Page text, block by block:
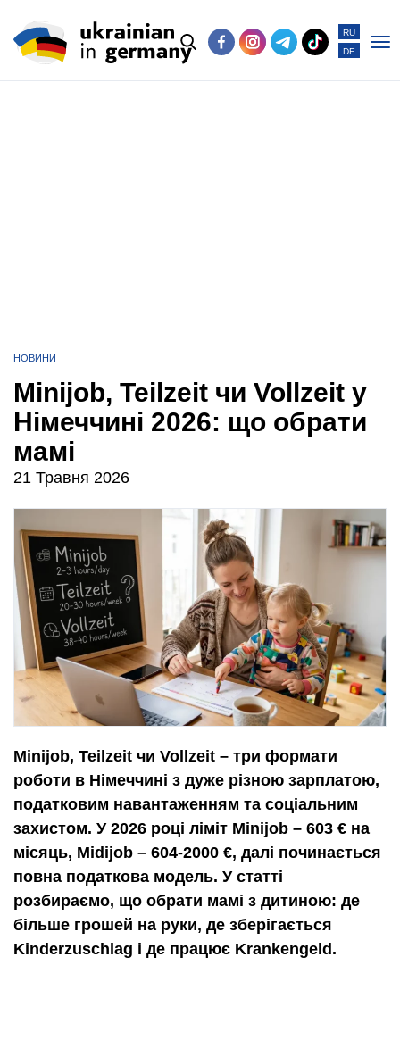
RU
DE
НОВИНИ
Minijob, Teilzeit чи Vollzeit у
Німеччині 2026: що обрати
мамі
21 Травня 2026
Minijob, Teilzeit чи Vollzeit – три формати
роботи в Німеччині з дуже різною зарплатою,
податковим навантаженням та соціальним
захистом. У 2026 році ліміт Minijob – 603 € на
місяць, Midijob – 604-2000 €, далі починається
повна податкова модель. У статті
розбираємо, що обрати мамі з дитиною: де
більше грошей на руки, де зберігається
Kinderzuschlag і де працює Krankengeld.